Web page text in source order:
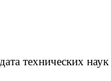
технических наук